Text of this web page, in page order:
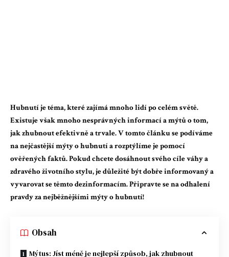
Hubnutí je téma, které zajímá mnoho lidí po celém světě.
Existuje však mnoho nesprávných informací a mýtů o tom,
jak zhubnout efektivně a trvale. V tomto článku se podíváme
na nejčastější mýty o hubnutí a rozptýlíme je pomocí
ověřených faktů. Pokud chcete dosáhnout svého cíle váhy a
zdravého životního stylu, je důležité být dobře informovaný a
vyvarovat se těmto dezinformacím. Připravte se na odhalení
pravdy za nejběžnějšími mýty o hubnutí!
Obsah
Mýtus: Jíst méně je nejlepší způsob, jak zhubnout